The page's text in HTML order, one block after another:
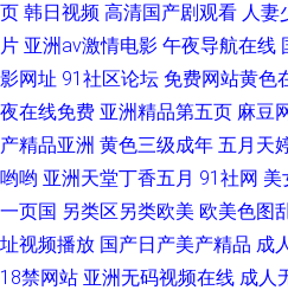
页 韩日视频 高清国产剧观看 人妻
片 亚洲av激情电影 午夜导航在线
影网址 91社区论坛 免费网站黄色
夜在线免费 亚洲精品第五页 麻豆
产精品亚洲 黄色三级成年 五月天
哟哟 亚洲天堂丁香五月 91社网 美
一页国 另类区另类欧美 欧美色图
址视频播放 国产日产美产精品 成
18禁网站 亚洲无码视频在线 成人